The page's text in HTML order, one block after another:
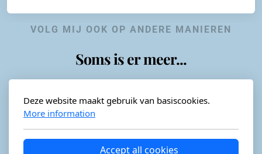
VOLG MIJ OOK OP ANDERE MANIEREN
Soms is er meer...
Horeca-advies
Deze website maakt gebruik van basiscookies.
More information
Accept all cookies